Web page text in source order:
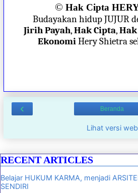
©Hak Cipta
Budayakan hidup JUJUR
Jirih Payah,Hak Cipta,
EkonomiHery Shietra
‹ Beranda
Lihat versi web
RECENT ARTICLES
Belajar HUKUM KARMA, menjadi
SENDIRI